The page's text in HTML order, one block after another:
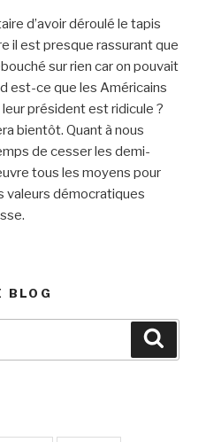
d’avoir déroulé le tapis
il est presque rassurant que
sur rien car on pouvait
est-ce que les Américains
président est ridicule ?
bientôt. Quant à nous
de cesser les demi-
tous les moyens pour
valeurs démocratiques
BLOG